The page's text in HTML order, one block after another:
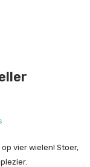
vier wielen! Stoer,